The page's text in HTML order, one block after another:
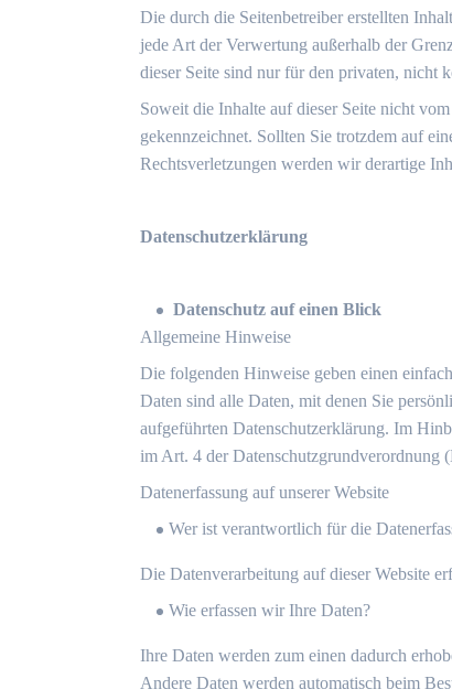
Die durch die Seitenbetreiber erstellten
jede Art der Verwertung außerhalb der
dieser Seite sind nur für den privaten, nicht
Soweit die Inhalte auf dieser Seite nicht
gekennzeichnet. Sollten Sie trotzdem auf
Rechtsverletzungen werden wir derartige
Datenschutzerklärung
Datenschutz auf einen Blick
Allgemeine Hinweise
Die folgenden Hinweise geben einen
Daten sind alle Daten, mit denen Sie
aufgeführten Datenschutzerklärung. Im
im Art. 4 der Datenschutzgrundverordnung
Datenerfassung auf unserer Website
Wer ist verantwortlich für die
Die Datenverarbeitung auf dieser Website
Wie erfassen wir Ihre Daten?
Ihre Daten werden zum einen dadurch
Andere Daten werden automatisch beim